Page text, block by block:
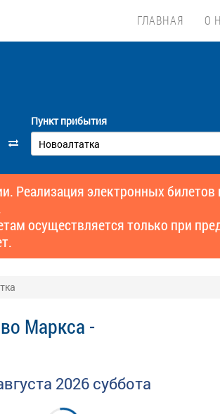
ГЛАВНАЯ О
Пункт прибытия
Реализация электронных
осуществляется только при
Маркса -
2026 суббота